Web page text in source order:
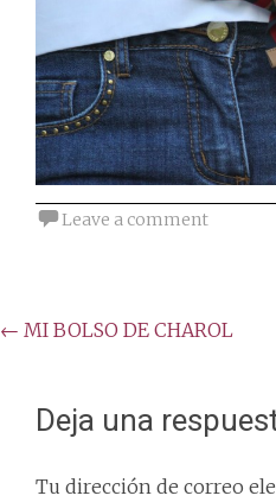
Leave a comment
Post
← MI BOLSO DE CHAROL
Deja una
Tu dirección de correo